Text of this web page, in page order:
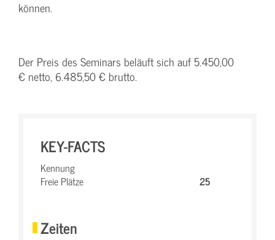
können.
Der Preis des Seminars beläuft sich auf 5.450,00
€ netto, 6.485,50 € brutto.
KEY-FACTS
Kennung
Freie Plätze
25
Zeiten